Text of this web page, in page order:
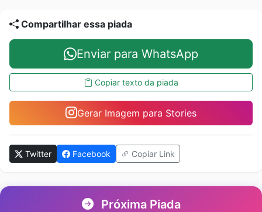
Compartilhar essa piada
Enviar para WhatsApp
Copiar texto da piada
Gerar Imagem para Stories
Twitter Facebook Copiar Link
Próxima Piada